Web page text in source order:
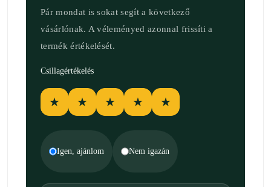
Pár mondat is sokat segít a következő
vásárlónak. A véleményed azonnal frissíti a
termék értékelését.
Csillagértékelés
★ ★ ★ ★ ★
Igen, ajánlom Nem igazán